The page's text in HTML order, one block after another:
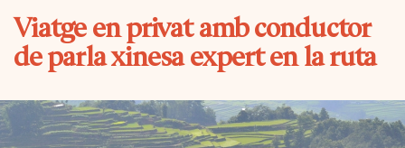
Viatge en privat amb conductor
de parla xinesa expert en la ruta